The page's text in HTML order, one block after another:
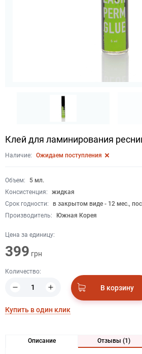
Клей для ламинирования
Наличие: Ожидаем поступления
Объем:
5 мл.
Консистенция:
жидкая
Срок годности:
в закрытом виде - 12 мес.,
Производитель:
Южная Корея
Цена за единицу:
399 грн
Количество:
В корзину
Купить в один клик
Описание Отзывы (1)